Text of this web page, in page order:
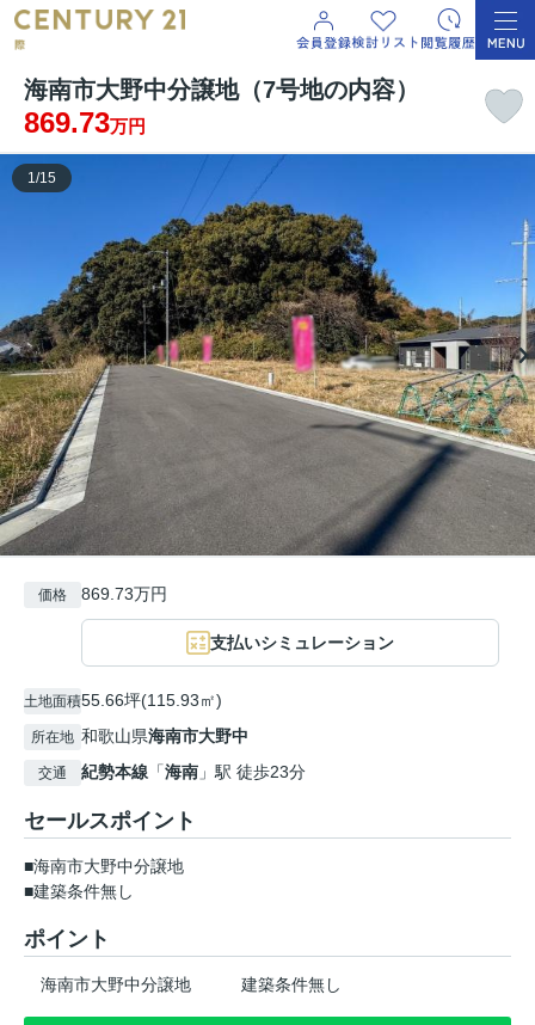
海南市大野中分譲地（7号地の内容）
869.73万円
1/15
価格 869.73万円
支払いシミュレーション
土地面積55.66坪(115.93㎡)
所在地 和歌山県海南市大野中
交通 紀勢本線 「海南 」駅 徒歩23分
セールスポイント
■海南市大野中分譲地
■建築条件無し
ポイント
海南市大野中分譲地 建築条件無し